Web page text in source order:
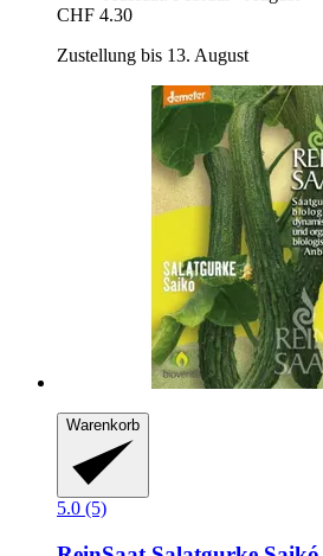
CHF 4.30
Zustellung bis 13. August
Warenkorb
5.0 (5)